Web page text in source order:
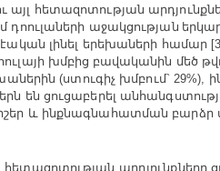
այլ հետազոտության
դոուլաների աջակցության
էական լինել երեխաների համար
խմբից բավականին մեծ
(ստուգիչ խմբում` 29%),
են ցուցաբերել
և ինքնագնահատման բարձր
հետազոտության արդյունքները